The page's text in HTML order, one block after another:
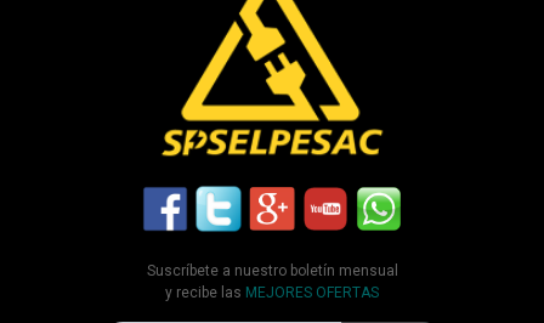
Suscríbete a nuestro boletín mensual
y recibe las MEJORES OFERTAS